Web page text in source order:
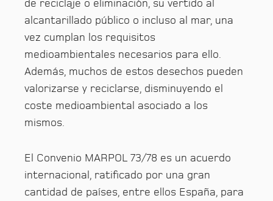
de reciclaje o eliminación, su vertido al
alcantarillado público o incluso al mar, una
vez cumplan los requisitos
medioambientales necesarios para ello.
Además, muchos de estos desechos pueden
valorizarse y reciclarse, disminuyendo el
coste medioambiental asociado a los
mismos.
El Convenio MARPOL 73/78 es un acuerdo
internacional, ratificado por una gran
cantidad de países, entre ellos España, para